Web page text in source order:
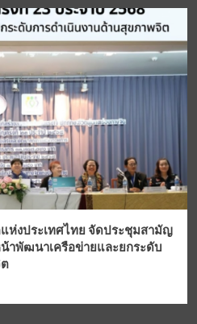
ห่งประเทศไทย จัดประชุมสามัญ
น้าพัฒนาเครือข่ายและยกระดับ